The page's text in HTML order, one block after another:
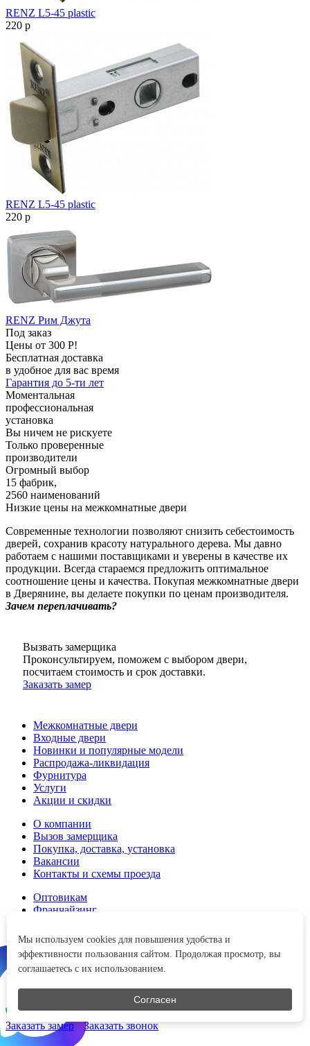
RENZ L5-45 plastic
220 p
RENZ L5-45 plastic
220 p
RENZ Рим Джута
Под заказ
Цены от 300 Р!
Бесплатная доставка
в удобное для вас время
Гарантия до 5-ти лет
Моментальная
профессиональная
установка
Вы ничем не рискуете
Только проверенные
производители
Огромный выбор
15 фабрик,
2560 наименований
Низкие цены на межкомнатные двери
Современные технологии позволяют снизить себестоимость
дверей, сохранив красоту натурального дерева. Мы давно
работаем с нашими поставщиками и уверены в качестве их
продукции. Всегда стараемся предложить оптимальное
соотношение цены и качества. Покупая межкомнатные двери
в Дверянине, вы делаете покупки по ценам производителя.
Зачем переплачивать?
Мы используем cookies для повышения удобства и
эффективности пользования сайтом. Продолжая просмотр, вы
соглашаетесь с их использованием.
Согласен
Вызвать замерщика
Проконсультируем, поможем с выбором двери,
посчитаем стоимость и срок доставки.
Заказать замер
Межкомнатные двери
Входные двери
Новинки и популярные модели
Распродажа-ликвидация
Фурнитура
Услуги
Акции и скидки
О компании
Вызов замерщика
Покупка, доставка, установка
Вакансии
Контакты и схемы проезда
Оптовикам
Франчайзинг
8 (800) 200-45-65
Перезвоним в любое время
8 (800) 200-45-65
Консультация Telegram
Заказать замер
Заказать звонок